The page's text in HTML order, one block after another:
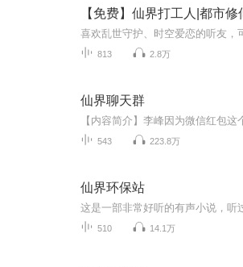
813 2.8万
仙界聊天群
543 223.8万
仙界环保站
510 14.1万